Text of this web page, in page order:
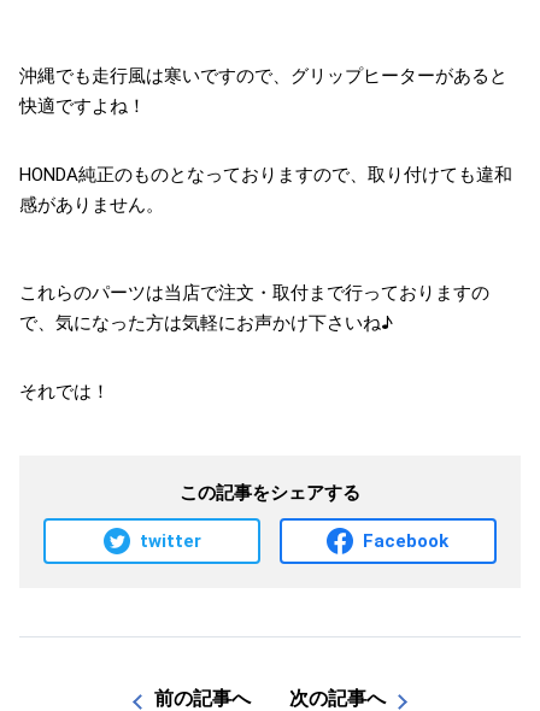
沖縄でも走行風は寒いですので、グリップヒーターがあると
快適ですよね！
HONDA純正のものとなっておりますので、取り付けても違和
感がありません。
これらのパーツは当店で注文・取付まで行っておりますの
で、気になった方は気軽にお声かけ下さいね♪
それでは！
この記事をシェアする
twitter Facebook
前の記事へ 次の記事へ